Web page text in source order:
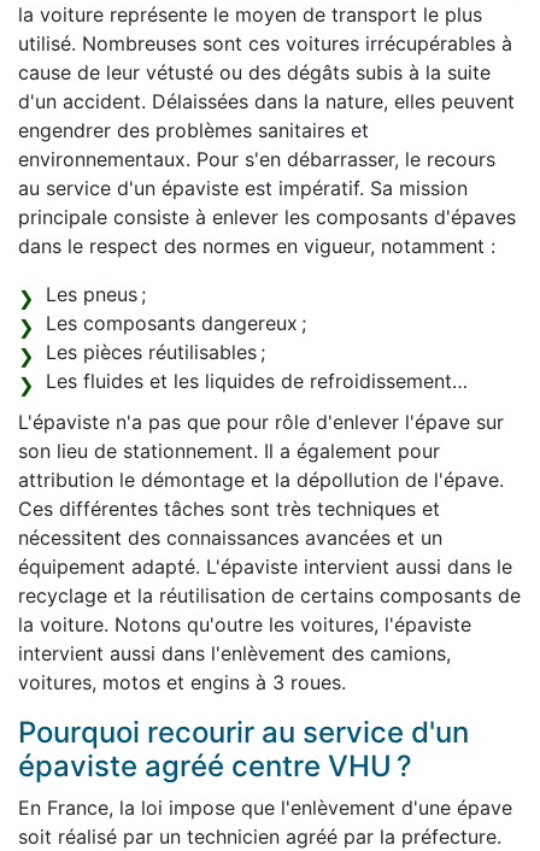
la voiture représente le moyen de transport le plus
utilisé. Nombreuses sont ces voitures irrécupérables à
cause de leur vétusté ou des dégâts subis à la suite
d'un accident. Délaissées dans la nature, elles peuvent
engendrer des problèmes sanitaires et
environnementaux. Pour s'en débarrasser, le recours
au service d'un épaviste est impératif. Sa mission
principale consiste à enlever les composants d'épaves
dans le respect des normes en vigueur, notamment :
Les pneus ;
Les composants dangereux ;
Les pièces réutilisables ;
Les fluides et les liquides de refroidissement…
L'épaviste n'a pas que pour rôle d'enlever l'épave sur
son lieu de stationnement. Il a également pour
attribution le démontage et la dépollution de l'épave.
Ces différentes tâches sont très techniques et
nécessitent des connaissances avancées et un
équipement adapté. L'épaviste intervient aussi dans le
recyclage et la réutilisation de certains composants de
la voiture. Notons qu'outre les voitures, l'épaviste
intervient aussi dans l'enlèvement des camions,
voitures, motos et engins à 3 roues.
Pourquoi recourir au service d'un
épaviste agréé centre VHU ?
En France, la loi impose que l'enlèvement d'une épave
soit réalisé par un technicien agréé par la préfecture.